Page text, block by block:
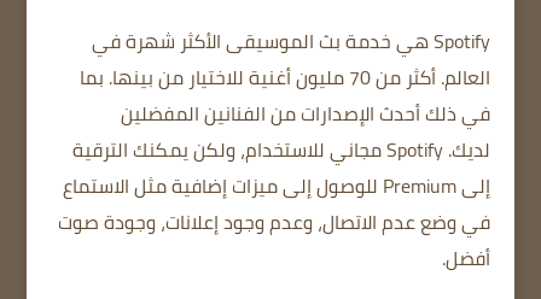
Spotify هي خدمة بث الموسيقى الأكثر شهرة في
العالم.أكثر من 70 مليون أغنية للاختيار من بينها.
بما
في ذلك أحدث الإصدارات من الفنانين المفضلين
لديك.
Spotify مجاني للاستخدام، ولكن يمكنك الترقية
إلى Premium للوصول إلى ميزات إضافية مثل الاستماع
في وضع عدم الاتصال، وعدم وجود إعلانات، وجودة صوت
أفضل.